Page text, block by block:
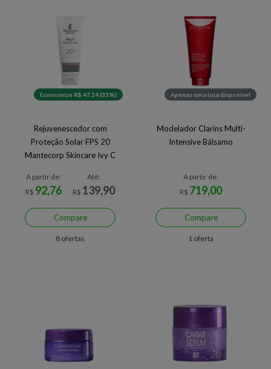
Economize R$ 47,14 (33%)
Rejuvenescedor com
Proteção Solar FPS 20
Mantecorp Skincare Ivy C
A partir de:
R$ 92,76
Até:
R$ 139,90
Compare
8 ofertas
Apenas uma loja disponível
Modelador Clarins Multi-
Intensive Bálsamo
A partir de:
R$ 719,00
Compare
1 oferta